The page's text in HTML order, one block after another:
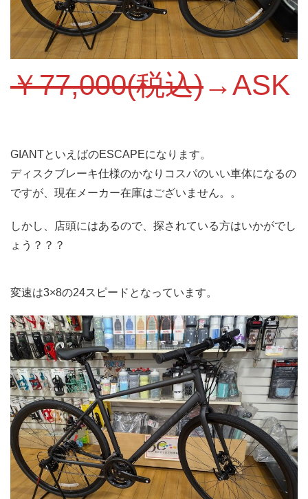
￥77,000(税込)→ASK
GIANTといえばのESCAPEになります。
ディスクブレーキ仕様のかなりコスパのいい車体になるの
ですが、現在メーカー在庫はございません。。
しかし、店頭にはあるので、探されている方はいかがでし
ょう？？？
変速は3×8の24スピードとなっています。